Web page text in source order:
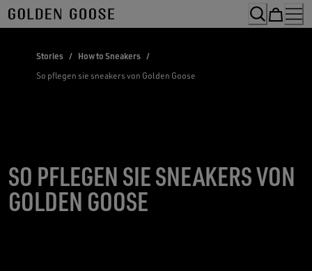
Skip
to
Stories / How to Sneakers /
So pflegen sie sneakers von Golden Goose
SO PFLEGEN SIE SNEAKERS VON
GOLDEN GOOSE